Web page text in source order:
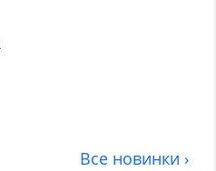
Все новинки ›